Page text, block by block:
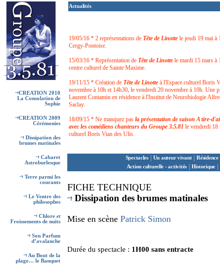
CREATION 2010
La Consolation de
Sophie
CREATION 2009
Cérémonies
Dissipation des
brumes matinales
Cabaret
Astroburlesque
Terre parmi les
courants
Le Ventre des
philosophes
Chlore et
Froissements de nuits
Son Parfum
d’avalanche
Au Bout de la
plage… le Banquet
Actualités
19/05/16 * 2 représentations de Tête de Linotte le jeudi 19 mai à
Cergy-Pontoise.
15/03/16 * Représentation de Tête de Linotte le mardi 15 mars à
centre culturel de Sainte Maxime.
19/11/15 * Création de Tête de Linotte à l'Espace culturel Boris
novembre à 10h et 14h30, le vendredi 20 novembre à 10h. Une
Laurent Contamin en résidence à l'Institut de Neurobiologie
Saclay.
18/09/15 * Ne manquez pas la présentation de saison A tire-
avec les comédiens chanteurs du Groupe 3.5.81 le vendredi 18
culturel Boris Vian des Ulis.
Spectacles | Un auteur vivant |
Action culturelle - activités | Historique |
FICHE TECHNIQUE
Dissipation des brumes matinales
Mise en scène Patrick Simon
Durée du spectacle : 1H00 sans entracte